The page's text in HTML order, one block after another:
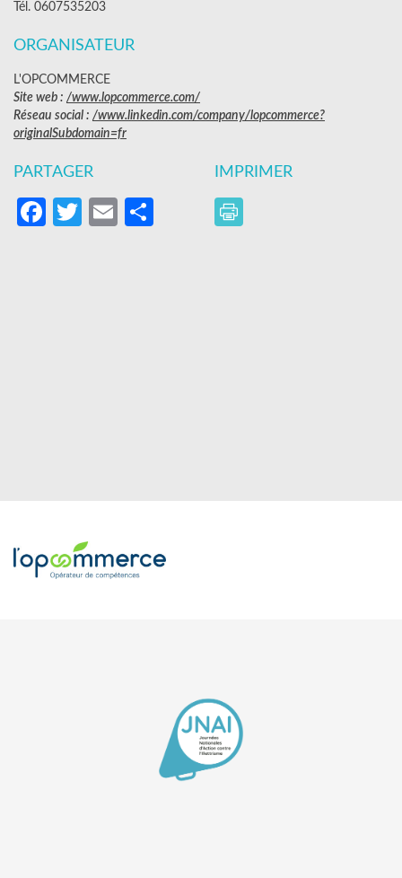
Tél. 0607535203
ORGANISATEUR
L'OPCOMMERCE
Site web : /www.lopcommerce.com/
Réseau social : /www.linkedin.com/company/lopcommerce?
originalSubdomain=fr
PARTAGER
Facebook
Twitter
EmailPartager
IMPRIMER